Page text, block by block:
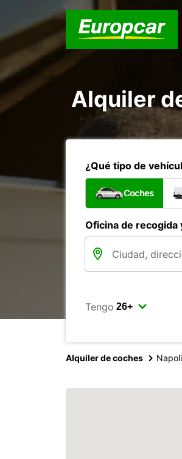
Alquiler
¿Qué tipo de
Coches
Oficina de recogida
Tengo
Alquiler de coches